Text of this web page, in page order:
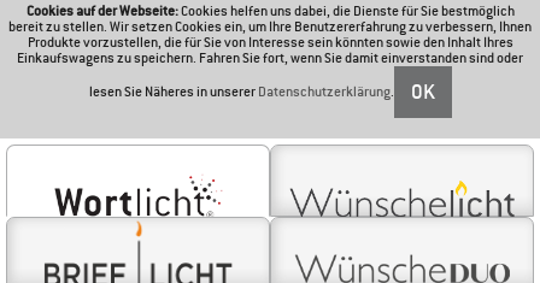
Cookies auf der Webseite:Cookies helfen uns dabei, die Dienste für Sie bestmöglich
bereit zu stellen. Wir setzen Cookies ein, um Ihre Benutzererfahrung zu verbessern, Ihnen
Produkte vorzustellen, die für Sie von Interesse sein könnten sowie den Inhalt Ihres
Einkaufswagens zu speichern. Fahren Sie fort, wenn Sie damit einverstanden sind oder
lesen Sie Näheres in unsererDatenschutzerklärung. OK